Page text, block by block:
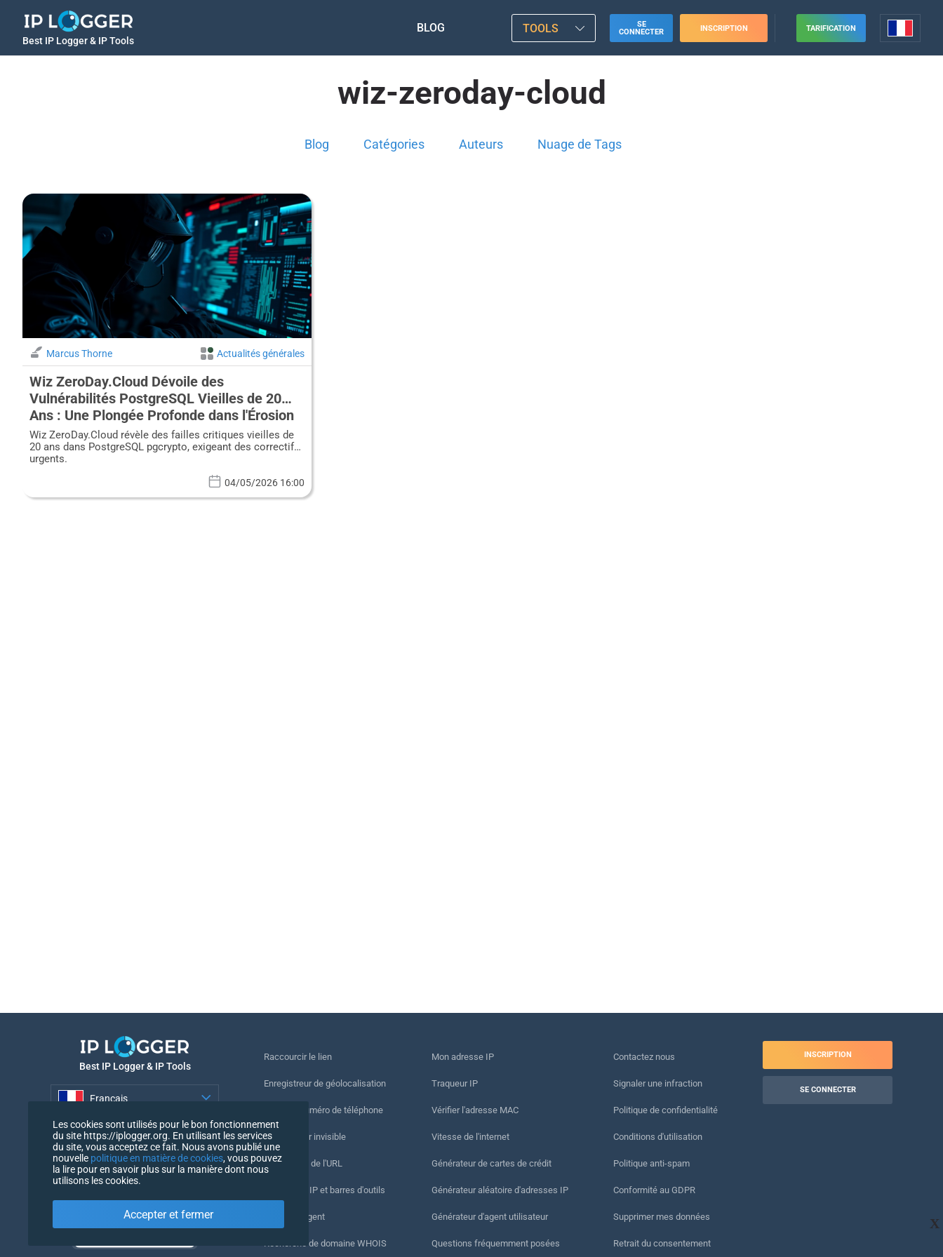
Best IP Logger & IP Tools
BLOG TOOLS
SE
CONNECTER
INSCRIPTION TARIFICATION
wiz-zeroday-cloud
Blog Catégories Auteurs Nuage de Tags
Marcus Thorne Actualités générales
Wiz ZeroDay.Cloud Dévoile des
Vulnérabilités PostgreSQL Vieilles de 20
Ans : Une Plongée Profonde dans l'Érosion
de la Sécurité des Bases de Données
Wiz ZeroDay.Cloud révèle des failles critiques vieilles de
20 ans dans PostgreSQL pgcrypto, exigeant des correctifs
urgents.
04/05/2026 16:00
X
Best IP Logger & IP Tools
Français
Français
Raccourcir le lien
Enregistreur de géolocalisation
Suivre le numéro de téléphone
Enregistreur invisible
Vérification de l'URL
Compteurs IP et barres d'outils
Mon UserAgent
Recherche de domaine WHOIS
Mon adresse IP
Traqueur IP
Vérifier l'adresse MAC
Vitesse de l'internet
Générateur de cartes de crédit
Générateur aléatoire d'adresses IP
Générateur d'agent utilisateur
Questions fréquemment posées
Contactez nous
Signaler une infraction
Politique de confidentialité
Conditions d'utilisation
Politique anti-spam
Conformité au GDPR
Supprimer mes données
Retrait du consentement
INSCRIPTION
SE CONNECTER
Les cookies sont utilisés pour le bon fonctionnement
du site https://iplogger.org. En utilisant les services
du site, vous acceptez ce fait. Nous avons publié une
nouvelle politique en matière de cookies, vous pouvez
la lire pour en savoir plus sur la manière dont nous
utilisons les cookies.
Accepter et fermer